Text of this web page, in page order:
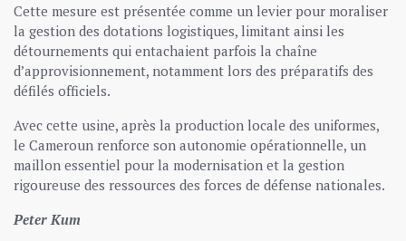
Cette mesure est présentée comme un levier pour moraliser
la gestion des dotations logistiques, limitant ainsi les
détournements qui entachaient parfois la chaîne
d’approvisionnement, notamment lors des préparatifs des
défilés officiels.
Avec cette usine, après la production locale des uniformes,
le Cameroun renforce son autonomie opérationnelle, un
maillon essentiel pour la modernisation et la gestion
rigoureuse des ressources des forces de défense nationales.
Peter Kum